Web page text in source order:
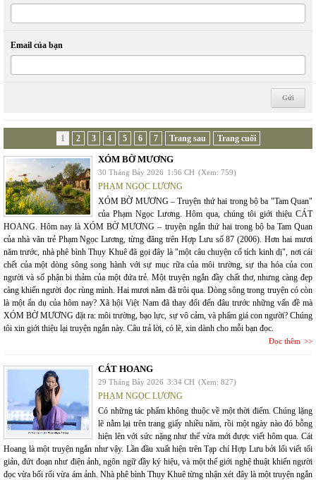
Email của bạn
1 2 3 4 5 6 7 Trang sau Trang cuối
XÓM BỜ MƯƠNG
30 Tháng Bảy 2026 1:56 CH (Xem: 759)
PHẠM NGỌC LƯƠNG
XÓM BỜ MƯƠNG – Truyện thứ hai trong bộ ba "Tam Quan"
của Phạm Ngọc Lương. Hôm qua, chúng tôi giới thiệu CÁT
HOANG. Hôm nay là XÓM BỜ MƯƠNG – truyện ngắn thứ hai trong bộ ba Tam Quan
của nhà văn trẻ Phạm Ngọc Lương, từng đăng trên Hợp Lưu số 87 (2006). Hơn hai mươi
năm trước, nhà phê bình Thụy Khuê đã gọi đây là "một câu chuyện cổ tích kinh dị", nơi cái
chết của một dòng sông song hành với sự mục rữa của môi trường, sự tha hóa của con
người và số phận bi thảm của một đứa trẻ. Một truyện ngắn đầy chất thơ, nhưng càng đẹp
càng khiến người đọc rùng mình. Hai mươi năm đã trôi qua. Dòng sông trong truyện có còn
là một ẩn dụ của hôm nay? Xã hội Việt Nam đã thay đổi đến đâu trước những vấn đề mà
XÓM BỜ MƯƠNG đặt ra: môi trường, bạo lực, sự vô cảm, và phẩm giá con người? Chúng
tôi xin giới thiệu lại truyện ngắn này. Câu trả lời, có lẽ, xin dành cho mỗi bạn đọc.
Đọc thêm
CÁT HOANG
29 Tháng Bảy 2026 3:34 CH (Xem: 827)
PHẠM NGỌC LƯƠNG
Có những tác phẩm không thuộc về một thời điểm. Chúng lặng
lẽ nằm lại trên trang giấy nhiều năm, rồi một ngày nào đó bỗng
hiện lên với sức nặng như thể vừa mới được viết hôm qua. Cát
Hoang là một truyện ngắn như vậy. Lần đầu xuất hiện trên Tạp chí Hợp Lưu bởi lối viết tối
giản, đứt đoạn như điện ảnh, ngôn ngữ đầy ký hiệu, và một thế giới nghệ thuật khiến người
đọc vừa bối rối vừa ám ảnh. Nhà phê bình Thụy Khuê từng nhận xét đây là một truyện ngắn